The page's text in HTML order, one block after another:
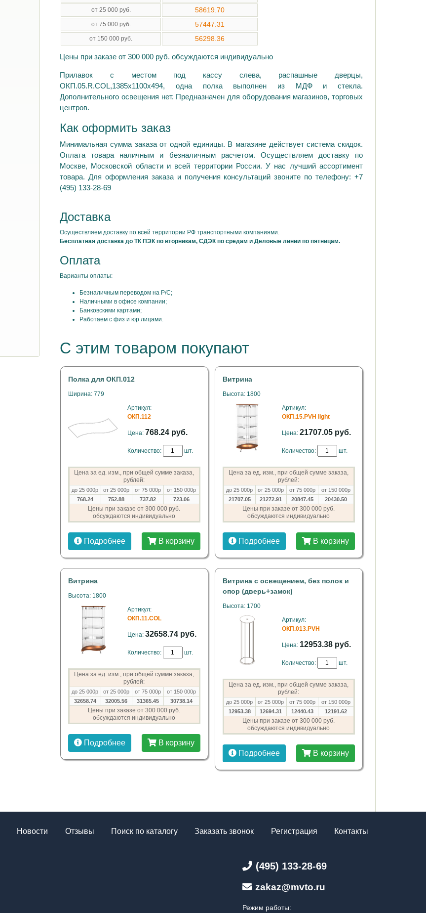
от 25 000 руб. 58619.70
от 75 000 руб. 57447.31
от 150 000 руб. 56298.36
Цены при заказе от 300 000 руб. обсуждаются индивидуально
Прилавок с местом под кассу слева, распашные дверцы,
ОКП.05.R.COL,1385х1100х494, одна полка выполнен из МДФ и стекла.
Дополнительного освещения нет. Предназначен для оборудования магазинов, торговых
центров.
Как оформить заказ
Минимальная сумма заказа от одной единицы. В магазине действует система скидок.
Оплата товара наличным и безналичным расчетом. Осуществляем доставку по
Москве, Московской области и всей территории России. У нас лучший ассортимент
товара. Для оформления заказа и получения консультаций звоните по телефону: +7
(495) 133-28-69
Доставка
Осуществляем доставку по всей территории РФ транспортными компаниями.
Бесплатная доставка до ТК ПЭК по вторникам, СДЭК по средам и Деловые линии по пятницам.
Оплата
Варианты оплаты:
Безналичным переводом на Р/С;
Наличными в офисе компании;
Банковскими картами;
Работаем с физ и юр лицами.
С этим товаром покупают
Полка для ОКП.012
Ширина: 779
Артикул:
ОКП.112
Цена: 768.24 руб.
Количество: шт.
Цена за ед. изм., при общей сумме заказа,
рублей:
до 25 000р от 25 000р от 75 000р
от 150 000р
768.24
752.88 737.82 723.06
Цены при заказе от 300 000 руб.
обсуждаются индивидуально
Подробнее В корзину
Витрина
Высота: 1800
Артикул:
ОКП.15.PVH light
Цена: 21707.05 руб.
Количество: шт.
Цена за ед. изм., при общей сумме заказа,
рублей:
до 25 000р от 25 000р от 75 000р
от 150 000р
21707.05
21272.91 20847.45 20430.50
Цены при заказе от 300 000 руб.
обсуждаются индивидуально
Подробнее В корзину
Витрина
Высота: 1800
Артикул:
ОКП.11.COL
Цена: 32658.74 руб.
Количество: шт.
Цена за ед. изм., при общей сумме заказа,
рублей:
до 25 000р от 25 000р от 75 000р
от 150 000р
32658.74
32005.56 31365.45 30738.14
Цены при заказе от 300 000 руб.
обсуждаются индивидуально
Подробнее В корзину
Витрина с освещением, без полок и
опор (дверь+замок)
Высота: 1700
Артикул:
ОКП.013.PVH
Цена: 12953.38 руб.
Количество: шт.
Цена за ед. изм., при общей сумме заказа,
рублей:
до 25 000р от 25 000р от 75 000р
от 150 000р
12953.38
12694.31 12440.43 12191.62
Цены при заказе от 300 000 руб.
обсуждаются индивидуально
Подробнее В корзину
Новости Отзывы Поиск по каталогу Заказать звонок Регистрация Контакты
(495) 133-28-69
zakaz@mvto.ru
Режим работы: